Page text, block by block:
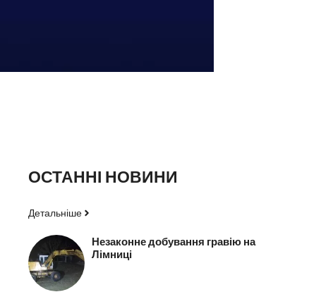
ОСТАННІ НОВИНИ
Детальніше
Незаконне добування гравію на
Лімниці